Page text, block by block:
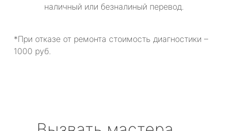
наличный или безналиный перевод.
*При отказе от ремонта стоимость диагностики –
1000 руб.